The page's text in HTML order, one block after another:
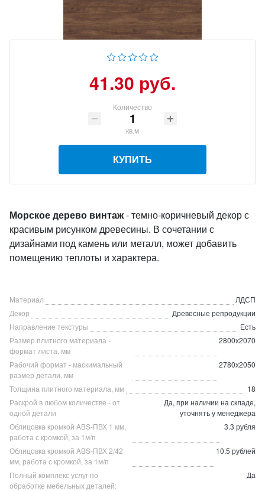
41.30 руб.
Количество
кв.м
КУПИТЬ
Морское дерево винтаж- темно-коричневый декор с
красивым рисунком древесины. В сочетании с
дизайнами под камень или металл, может добавить
помещению теплоты и характера.
Материал
ЛДСП
Декор
Древесные репродукции
Направление текстуры
Есть
Размер плитного материала -
формат листа, мм
2800х2070
Рабочий формат - маскимальный
размер детали, мм
2780х2050
Толщина плитного материала, мм
18
Раскрой в любом количестве - от
одной детали
Да, при наличии на складе,
уточнять у менеджера
Облицовка кромкой ABS-ПВХ 1 мм,
работа с кромкой, за 1м/п
3.3 рубля
Облицовка кромкой ABS-ПВХ 2/42
мм, работа с кромкой, за 1м/п
10.5 рублей
Полный комплекс услуг по
обработке мебельных деталей:
Да